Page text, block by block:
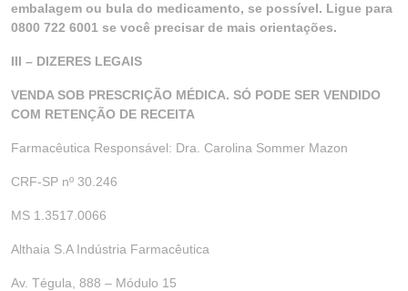
embalagem ou bula do medicamento, se possível. Ligue para
0800 722 6001 se você precisar de mais orientações.
III – DIZERES LEGAIS
VENDA SOB PRESCRIÇÃO MÉDICA. SÓ PODE SER VENDIDO
COM RETENÇÃO DE RECEITA
Farmacêutica Responsável: Dra. Carolina Sommer Mazon
CRF-SP nº 30.246
MS 1.3517.0066
Althaia S.A Indústria Farmacêutica
Av. Tégula, 888 – Módulo 15